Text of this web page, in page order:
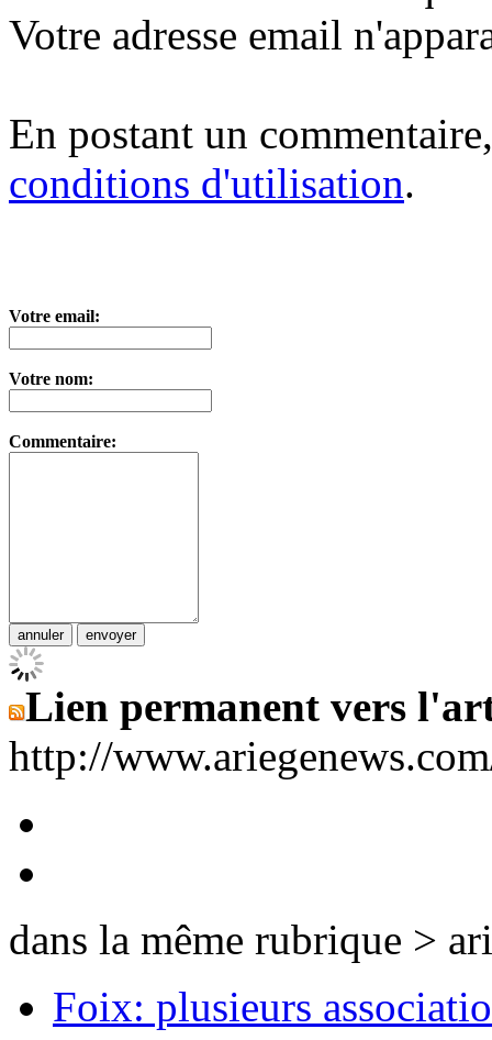
Votre adresse email
En postant un
conditions d'utilisation.
Votre email:
Votre nom:
Commentaire:
Lien permanent vers
http://
dans la même rubrique >
Foix: plusieurs